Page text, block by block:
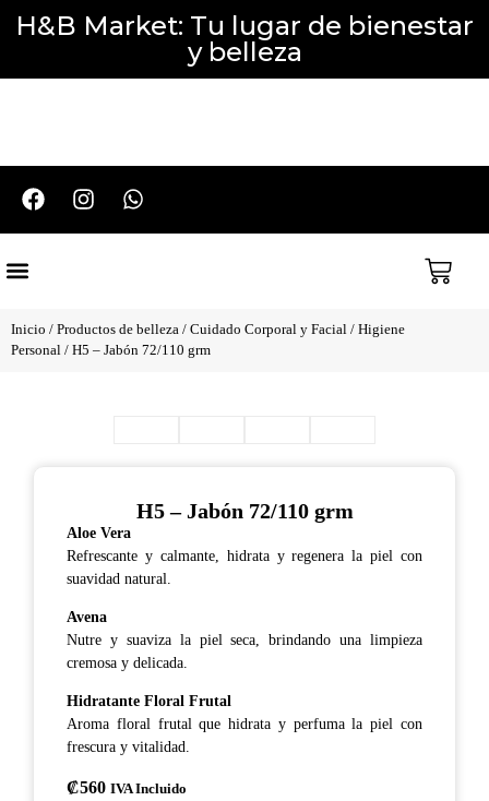
H&B Market: Tu lugar de bienestar
y belleza
Inicio / Productos de belleza / Cuidado Corporal y Facial / Higiene
Personal / H5 – Jabón 72/110 grm
H5 – Jabón 72/110 grm
Aloe Vera
Refrescante y calmante, hidrata y regenera la piel con
suavidad natural.
Avena
Nutre y suaviza la piel seca, brindando una limpieza
cremosa y delicada.
Hidratante Floral Frutal
Aroma floral frutal que hidrata y perfuma la piel con
frescura y vitalidad.
₡560 IVA Incluido